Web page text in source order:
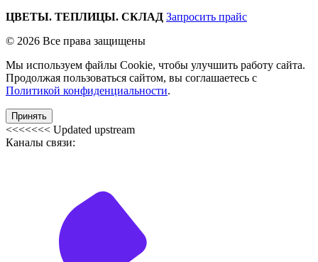
ЦВЕТЫ. ТЕПЛИЦЫ. СКЛАД Запросить прайс
© 2026 Все права защищены
Мы используем файлы Cookie, чтобы улучшить работу сайта.
Продолжая пользоваться сайтом, вы соглашаетесь с
Политикой конфиденциальности.
Принять
<<<<<<< Updated upstream
Каналы связи: